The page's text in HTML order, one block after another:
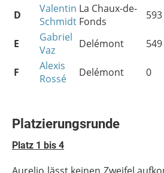
D
Valentin
Schmidt
La Chaux-de-
Fonds
593
E
Gabriel
Vaz
Delémont 549
F
Alexis
Rossé
Delémont 0
Platzierungsrunde
Platz 1 bis 4